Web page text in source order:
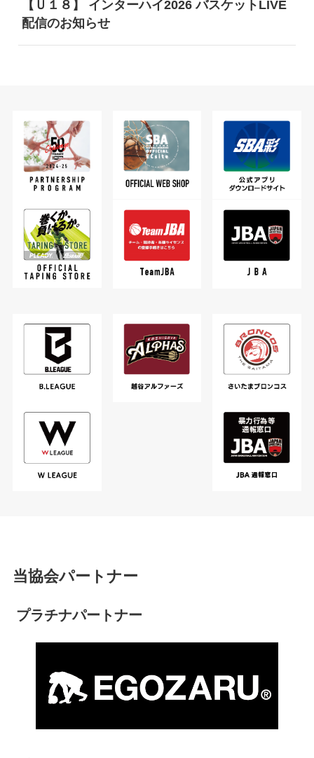
【Ｕ１８】 インターハイ2026 バスケットLIVE
配信のお知らせ
当協会パートナー
プラチナパートナー